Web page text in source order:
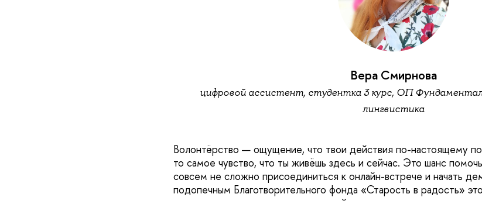
Вера Смирнова
цифровой ассистент, студентка 3 курс, ОП
лингвистика
Волонтёрство — ощущение, что твои действия по-настоящему
то самое чувство, что ты живёшь здесь и сейчас. Это шанс
совсем не сложно присоединиться к онлайн-встрече и начать
подопечным Благотворительного фонда «Старость в радость»